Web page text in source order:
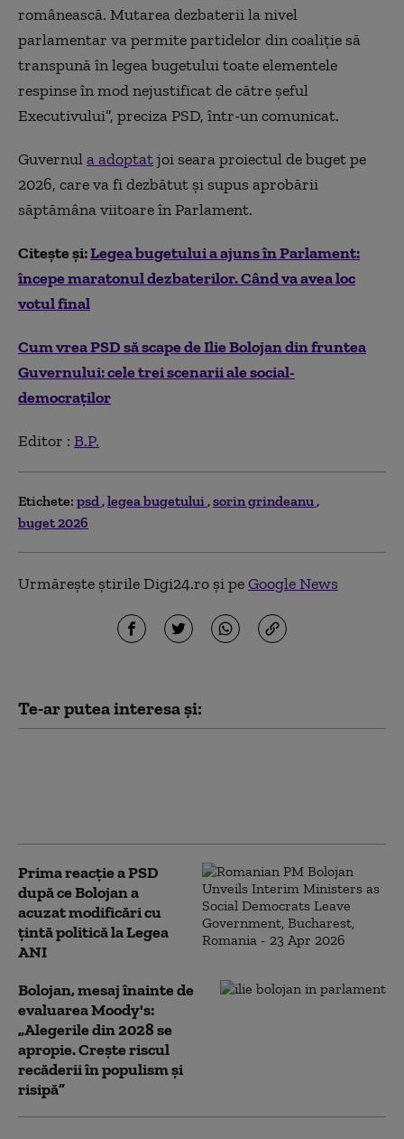
românească. Mutarea dezbaterii la nivel
parlamentar va permite partidelor din coaliţie să
transpună în legea bugetului toate elementele
respinse în mod nejustificat de către şeful
Executivului”, preciza PSD, într-un comunicat.
Guvernula adoptatjoi seara proiectul de buget pe
2026, care va fi dezbătut şi supus aprobării
săptămâna viitoare în Parlament.
Citește și:Legea bugetului a ajuns în Parlament:
începe maratonul dezbaterilor. Când va avea loc
votul final
Cum vrea PSD să scape de Ilie Bolojan din fruntea
Guvernului: cele trei scenarii ale social-
democraților
Editor : B.P.
Etichete: psd legea bugetului sorin grindeanu
buget 2026
Urmărește știrile Digi24.ro și peGoogle News
Te-ar putea interesa și:
Prima reacție a PSD
după ce Bolojan a
acuzat modificări cu
țintă politică la Legea
ANI
Bolojan, mesaj înainte de
evaluarea Moody's:
„Alegerile din 2028 se
apropie. Crește riscul
recăderii în populism și
risipă”